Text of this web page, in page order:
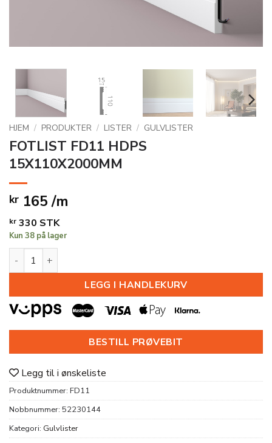
HJEM / PRODUKTER / LISTER / GULVLISTER
FOTLIST FD11 HDPS
15X110X2000MM
kr 165 /m
kr 330 STK
Kun 38 på lager
FOTLIST FD11 HDPS 15X110X2000MM antall
LEGG I HANDLEKURV
BESTILL PRØVEBIT
Legg til i ønskeliste
Produktnummer: FD11
Nobbnummer: 52230144
Kategori: Gulvlister